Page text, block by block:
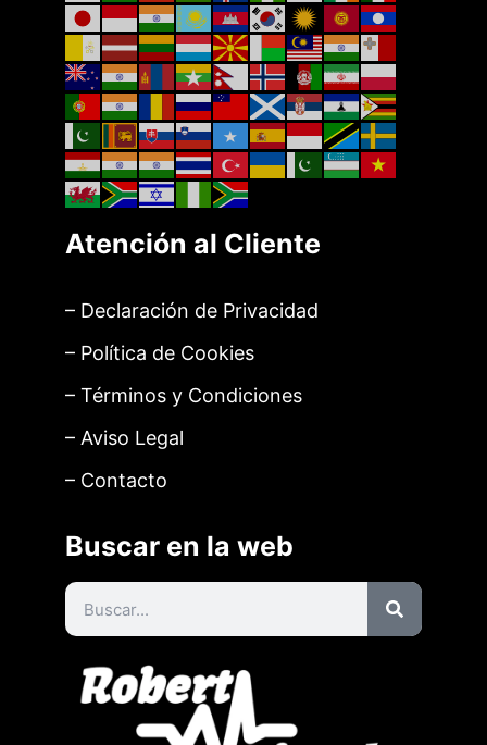
Atención al Cliente
– Declaración de Privacidad
– Política de Cookies
– Términos y Condiciones
– Aviso Legal
– Contacto
Buscar en la web